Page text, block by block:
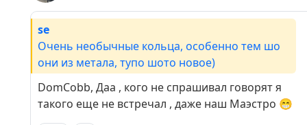
se
Очень необычные кольца, особенно тем шо
они из метала, тупо шото новое)
DomCobb, Даа , кого не спрашивал говорят я
такого еще не встречал , даже наш Маэстро 😁